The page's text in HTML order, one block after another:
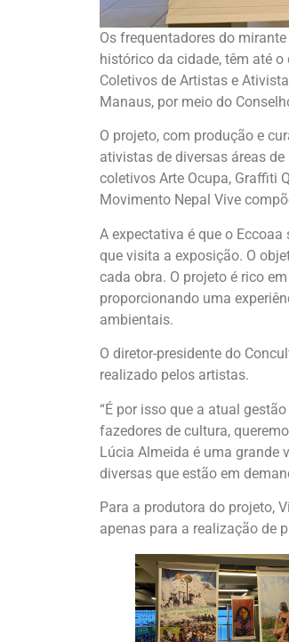
Os frequentadores do
histórico da cidade, têm até
Coletivos de Artistas e
Manaus, por meio do
O projeto, com produção e
ativistas de diversas áreas
coletivos Arte Ocupa, Graffiti
Movimento Nepal Vive
A expectativa é que o
que visita a exposição. O
cada obra. O projeto é rico
proporcionando uma
ambientais.
O diretor-presidente do
realizado pelos artistas.
“É por isso que a atual
fazedores de cultura,
Lúcia Almeida é uma grande
diversas que estão em
Para a produtora do projeto,
apenas para a realização de